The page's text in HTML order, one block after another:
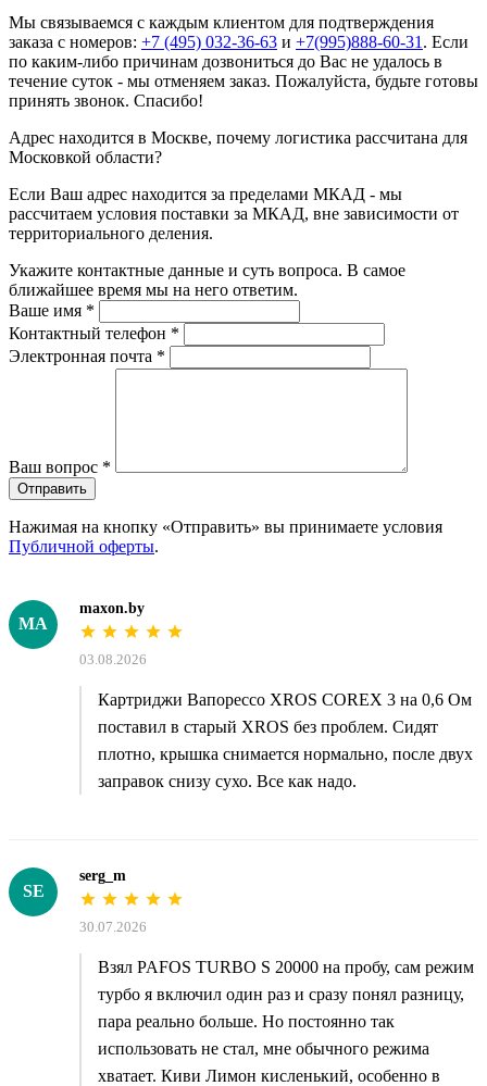
Мы связываемся с каждым клиентом для подтверждения
заказа с номеров: +7 (495) 032-36-63 и +7(995)888-60-31 . Если
по каким-либо причинам дозвониться до Вас не удалось в
течение суток - мы отменяем заказ. Пожалуйста, будьте готовы
принять звонок. Спасибо!
Адрес находится в Москве, почему логистика рассчитана для
Московкой области?
Если Ваш адрес находится за пределами МКАД - мы
рассчитаем условия поставки за МКАД, вне зависимости от
территориального деления.
Укажите контактные данные и суть вопроса. В самое
ближайшее время мы на него ответим.
Ваше имя *
Контактный телефон *
Электронная почта *
Ваш вопрос *
Отправить
Нажимая на кнопку «Отправить» вы принимаете условия
Публичной оферты.
MA
maxon.by
03.08.2026
Картриджи Вапорессо XROS COREX 3 на 0,6 Ом
поставил в старый XROS без проблем. Сидят
плотно, крышка снимается нормально, после двух
заправок снизу сухо. Все как надо.
SE
serg_m
30.07.2026
Взял PAFOS TURBO S 20000 на пробу, сам режим
турбо я включил один раз и сразу понял разницу,
пара реально больше. Но постоянно так
использовать не стал, мне обычного режима
хватает. Киви Лимон кисленький, особенно в